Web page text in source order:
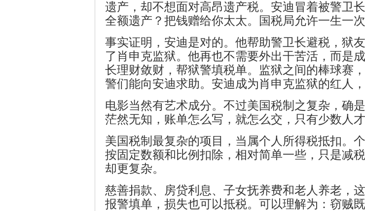
遗产，却不想面对高昂遗产税。安迪冒着被警卫
全额遗产？把钱赠给你太太。国税局允许一生一
事实证明，安迪是对的。他帮助警卫长避税，狱
了肖申克监狱。他再也不需要外出干苦活，而是
长理财敛财，帮狱警填税单。监狱之间的棒球赛
警们能向安迪求助。安迪成为肖申克监狱的红人
电影当然有艺术成分。不过美国税制之复杂，确
茫然无知，账单怎么写，就怎么交，只有少数人才
美国税制最复杂的项目，当属个人所得税抵扣。
按固定数额和比例扣除，相对简单一些，只是减
却更复杂。
慈善捐款、房贷利息、子女抚养费和老人养老，
报警填单，损失也可以抵税。可以理解为：窃贼